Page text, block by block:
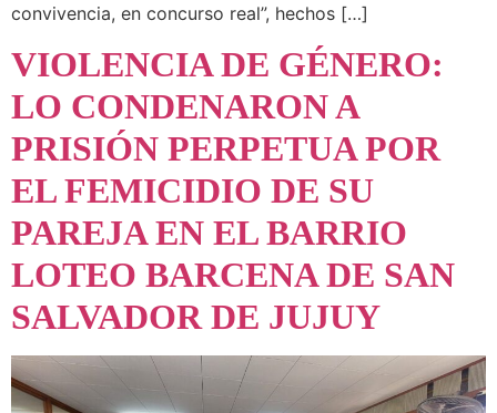
convivencia, en concurso real”, hechos […]
VIOLENCIA DE GÉNERO:
LO CONDENARON A
PRISIÓN PERPETUA POR
EL FEMICIDIO DE SU
PAREJA EN EL BARRIO
LOTEO BARCENA DE SAN
SALVADOR DE JUJUY